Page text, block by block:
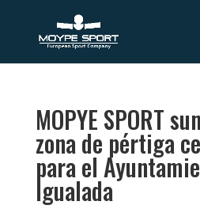
MOPYE SPORT
zona de pértiga
para el
Igualada